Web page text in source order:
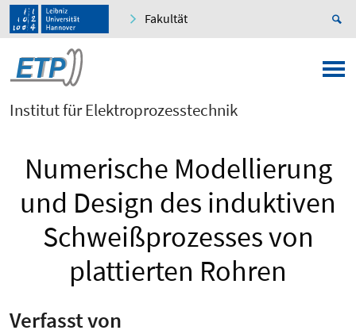
Fakultät
Institut für Elektroprozesstechnik
Numerische Modellierung
und Design des induktiven
Schweißprozesses von
plattierten Rohren
Verfasst von